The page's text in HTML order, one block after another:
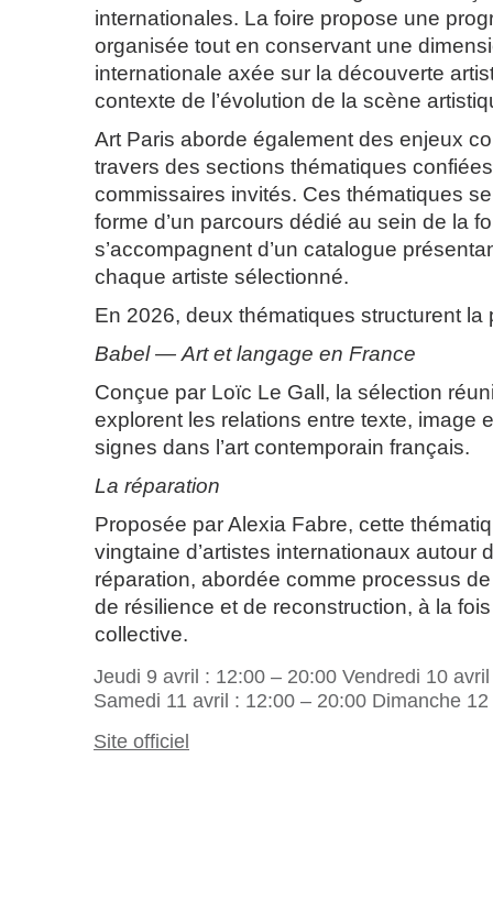
internationales. La foire propose une
organisée tout en conservant une
internationale axée sur la découverte
contexte de l’évolution de la scène
Art Paris aborde également des enjeux
travers des sections thématiques
commissaires invités. Ces thématiques
forme d’un parcours dédié au sein de la
s’accompagnent d’un catalogue
chaque artiste sélectionné.
En 2026, deux thématiques structurent la
Babel — Art et langage en France
Conçue par Loïc Le Gall, la sélection
explorent les relations entre texte, image
signes dans l’art contemporain français.
La réparation
Proposée par Alexia Fabre, cette
vingtaine d’artistes internationaux autour
réparation, abordée comme processus
de résilience et de reconstruction, à la
collective.
Jeudi 9 avril : 12:00 – 20:00 Vendredi 10
Samedi 11 avril : 12:00 – 20:00 Dimanche
Site officiel